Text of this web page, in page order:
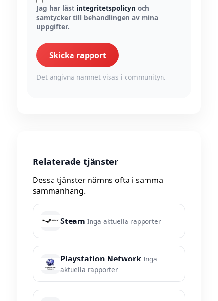
Jag har läst integritetspolicyn och
samtycker till behandlingen av mina
uppgifter.
Skicka rapport
Det angivna namnet visas i communityn.
Relaterade tjänster
Dessa tjänster nämns ofta i samma
sammanhang.
Steam Inga aktuella rapporter
Playstation Network Inga
aktuella rapporter